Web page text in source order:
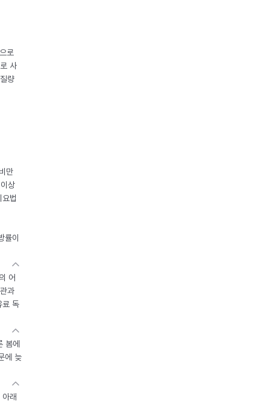
로
사
량
만
상
법
률이
어
과
료 독
봄에
에 늦
래